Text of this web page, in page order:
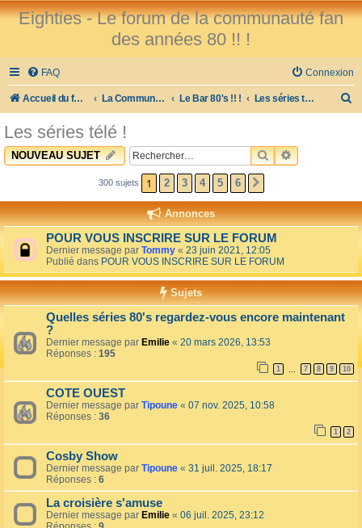
Eighties - Le forum de la communauté fan
des années 80 !! !
FAQ Connexion
Accueil du forum La Communauté des Fans des 80's ! Le Bar 80's !! ! Les séries télé !
r
c
Les séries télé !
NOUVEAU SUJET RECHERCHER
RECHERCHE
300 sujets 1 2 3 4 5 6
Annonces
POUR VOUS INSCRIRE SUR LE FORUM
Dernier message par Tommy « 23 juin 2021, 12:05
Publié dans POUR VOUS INSCRIRE SUR LE FORUM
Sujets
Quelles séries 80's regardez-vous encore maintenant
?
Dernier message par Emilie « 20 mars 2026, 13:53
Réponses : 195
1 … 7 8 9 10
COTE OUEST
Dernier message par Tipoune « 07 nov. 2025, 10:58
Réponses : 36
1 2
Cosby Show
Dernier message par Tipoune « 31 juil. 2025, 18:17
Réponses : 6
La croisière s'amuse
Dernier message par Emilie « 06 juil. 2025, 23:12